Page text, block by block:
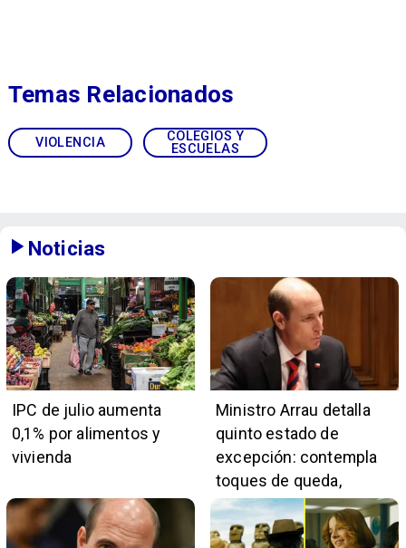
VIOLENCIA
COLEGIOS Y
ESCUELAS
Temas Relacionados
Noticias
IPC de julio aumenta
0,1% por alimentos y
vivienda
Ministro Arrau detalla
quinto estado de
excepción: contempla
toques de queda,
restricciones y
escuchas telefónicas